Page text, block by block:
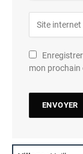
mon prochain